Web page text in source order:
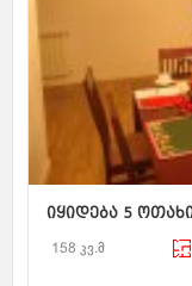
იყიდება 5
158 კვ.მ